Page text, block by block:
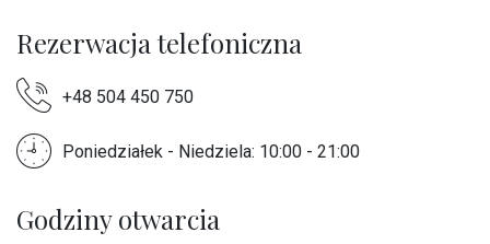
Rezerwacja telefoniczna
+48 504 450 750
Poniedziałek - Niedziela: 10:00 - 21:00
Godziny otwarcia